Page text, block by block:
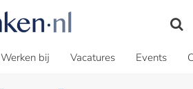
Werken bij Vacatures Events